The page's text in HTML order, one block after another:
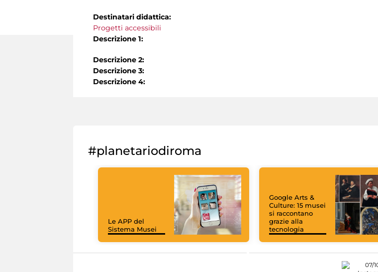
Destinatari didattica:
Progetti accessibili
Descrizione 1:
Descrizione 2:
Descrizione 3:
Descrizione 4:
#planetariodiroma
Le APP del
Sistema Musei
Google Arts &
Culture: 15 musei
si raccontano
grazie alla
tecnologia